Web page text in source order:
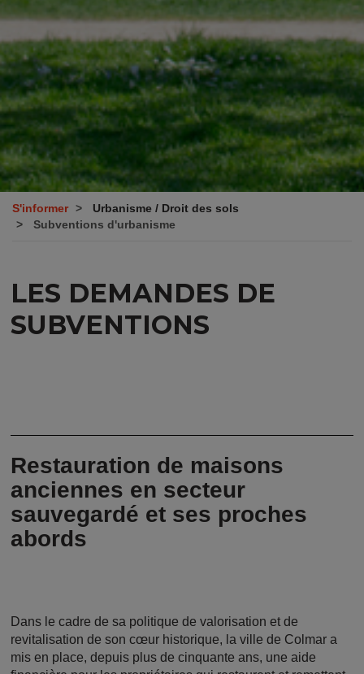
S'informer
Urbanisme / Droit des sols
Subventions d'urbanisme
LES DEMANDES DE
SUBVENTIONS
Restauration de maisons
anciennes en secteur
sauvegardé et ses proches
abords
Dans le cadre de sa politique de valorisation et de
revitalisation de son cœur historique, la ville de Colmar a
mis en place, depuis plus de cinquante ans, une aide